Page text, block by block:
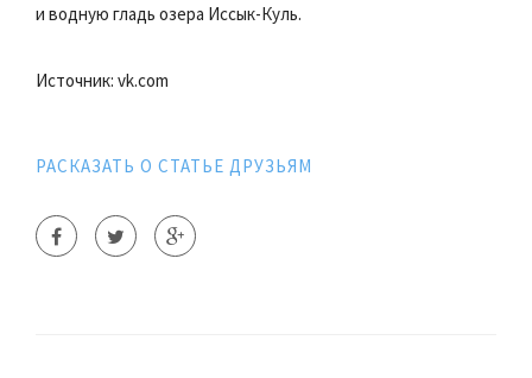
и водную гладь озера Иссык-Куль.
Источник: vk.com
РАСКАЗАТЬ О СТАТЬЕ ДРУЗЬЯМ